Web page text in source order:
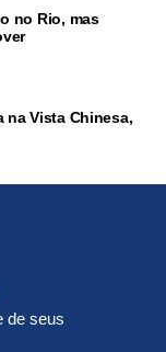
no Rio, mas
na Vista Chinesa,
de seus